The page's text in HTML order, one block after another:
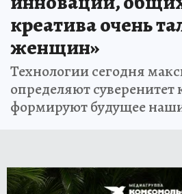
креатива очень
женщин»
Технологии сегодня
определяют
формируют будущее